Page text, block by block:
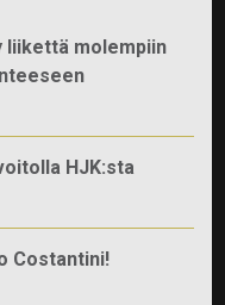
liikettä molempiin
HJK:sta
Costantini!